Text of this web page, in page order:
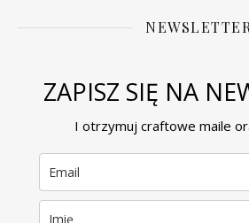
NEWSLETTER
ZAPISZ SIĘ NA
I otrzymuj craftowe maile